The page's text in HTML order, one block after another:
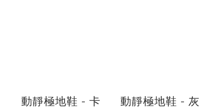
動靜極地鞋 - 卡
動靜極地鞋 - 灰